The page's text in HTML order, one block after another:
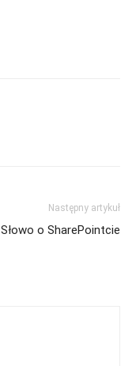
Następny artykuł
Słowo o SharePointcie